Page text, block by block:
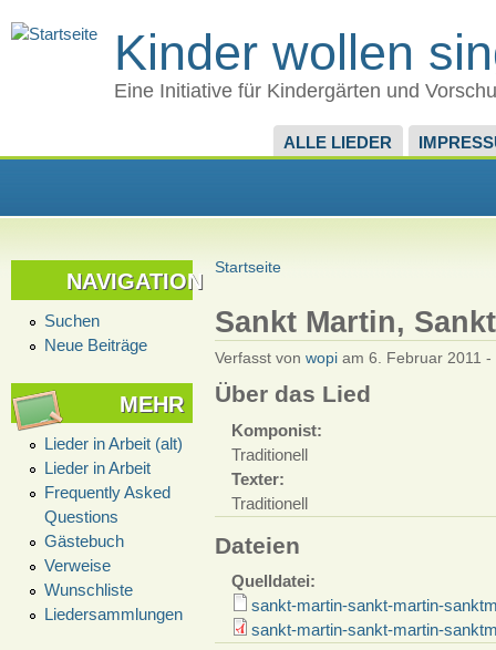
Kinder wollen
Eine Initiative für Kindergärten und
ALLE LIEDER
NAVIGATION
Suchen
Neue Beiträge
MEHR
Lieder in Arbeit (alt)
Lieder in Arbeit
Frequently Asked
Questions
Gästebuch
Verweise
Wunschliste
Liedersammlungen
Startseite
Sankt Martin,
Verfasst von wopiam 6. Februar 2011 -
Über das Lied
Komponist:
Traditionell
Texter:
Traditionell
Dateien
Quelldatei:
sankt-martin-sankt-martin-
sankt-martin-sankt-martin-